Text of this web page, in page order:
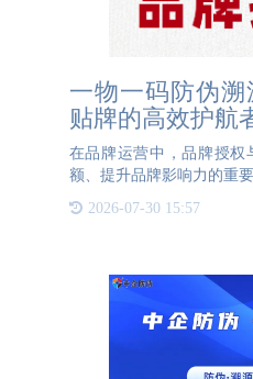
一物一码防伪
贴牌的高效护航
在品牌运营中，品牌授权
额、提升品牌影响力的重
所未有的挑战。为了确保
2026-07-30 15:57